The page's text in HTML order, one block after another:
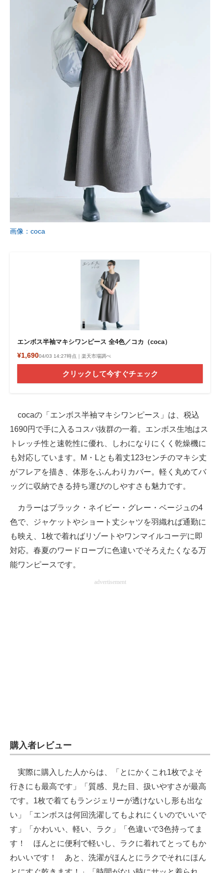
画像：coca
エンボス半袖マキシワンピース 全4色／コカ（coca）
¥1,69004/03 14:27時点｜楽天市場調べ
クリックして今すぐチェック
cocaの「エンボス半袖マキシワンピース」は、税込
1690円で手に入るコスパ抜群の一着。エンボス生地はス
トレッチ性と速乾性に優れ、しわになりにくく乾燥機に
も対応しています。M・Lとも着丈123センチのマキシ丈
がフレアを描き、体形をふんわりカバー。軽く丸めてバ
ッグに収納できる持ち運びのしやすさも魅力です。
カラーはブラック・ネイビー・グレー・ベージュの4
色で、ジャケットやショート丈シャツを羽織れば通勤に
も映え、1枚で着ればリゾートやワンマイルコーデに即
対応。春夏のワードローブに色違いでそろえたくなる万
能ワンピースです。
advertisement
購入者レビュー
実際に購入した人からは、「とにかくこれ1枚でよそ
行きにも最高です」「質感、見た目、扱いやすさが最高
です。1枚で着てもランジェリーが透けないし形も出な
い」「エンボスは何回洗濯してもよれにくいのでいいで
す」「かわいい、軽い、ラク」「色違いで3色持ってま
す！ ほんとに便利で軽いし、ラクに着れてとってもか
わいいです！ あと、洗濯がほんとにラクでそれにほん